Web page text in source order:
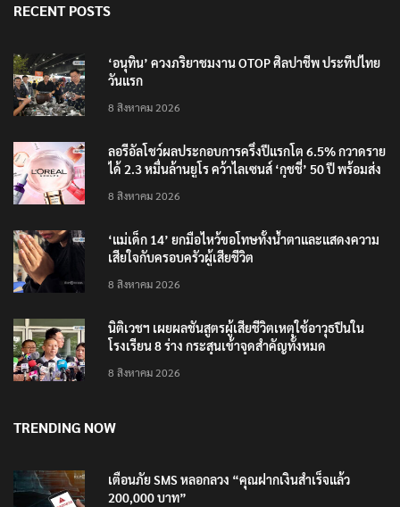
RECENT POSTS
‘อนุทิน’ ควงภริยาชมงาน OTOP ศิลปาชีพ ประทีปไทย
วันแรก
8 สิงหาคม 2026
ลอรีอัลโชว์ผลประกอบการครึ่งปีแรกโต 6.5% กวาดราย
ได้ 2.3 หมื่นล้านยูโร คว้าไลเซนส์ ‘กุชชี่’ 50 ปี พร้อมส่ง
8 สิงหาคม 2026
‘แม่เด็ก 14’ ยกมือไหว้ขอโทษทั้งน้ำตาและแสดงความ
เสียใจกับครอบครัวผู้เสียชีวิต
8 สิงหาคม 2026
นิติเวชฯ เผยผลชันสูตรผู้เสียชีวิตเหตุใช้อาวุธปืนใน
โรงเรียน 8 ร่าง กระสุนเข้าจุดสำคัญทั้งหมด
8 สิงหาคม 2026
TRENDING NOW
เตือนภัย SMS หลอกลวง “คุณฝากเงินสำเร็จแล้ว
200,000 บาท”